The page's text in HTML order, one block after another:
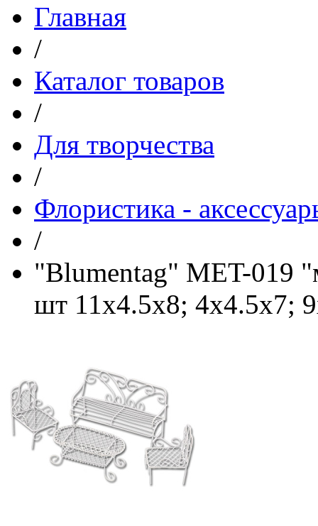
Главная
/
Каталог товаров
/
Для творчества
/
Флористика -
/
"Blumentag" MET-019
шт 11х4.5х8; 4x4.5x7;